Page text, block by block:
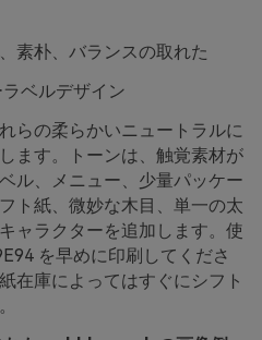
素朴、バランスの取れた
ベルデザイン
らの柔らかいニュートラルに
ます。トーンは、触覚素材が
ル、メニュー、少量パッケー
ト紙、微妙な木目、単一の太
ャラクターを追加します。使
を早めに印刷してくださ
在庫によってはすぐにシフト